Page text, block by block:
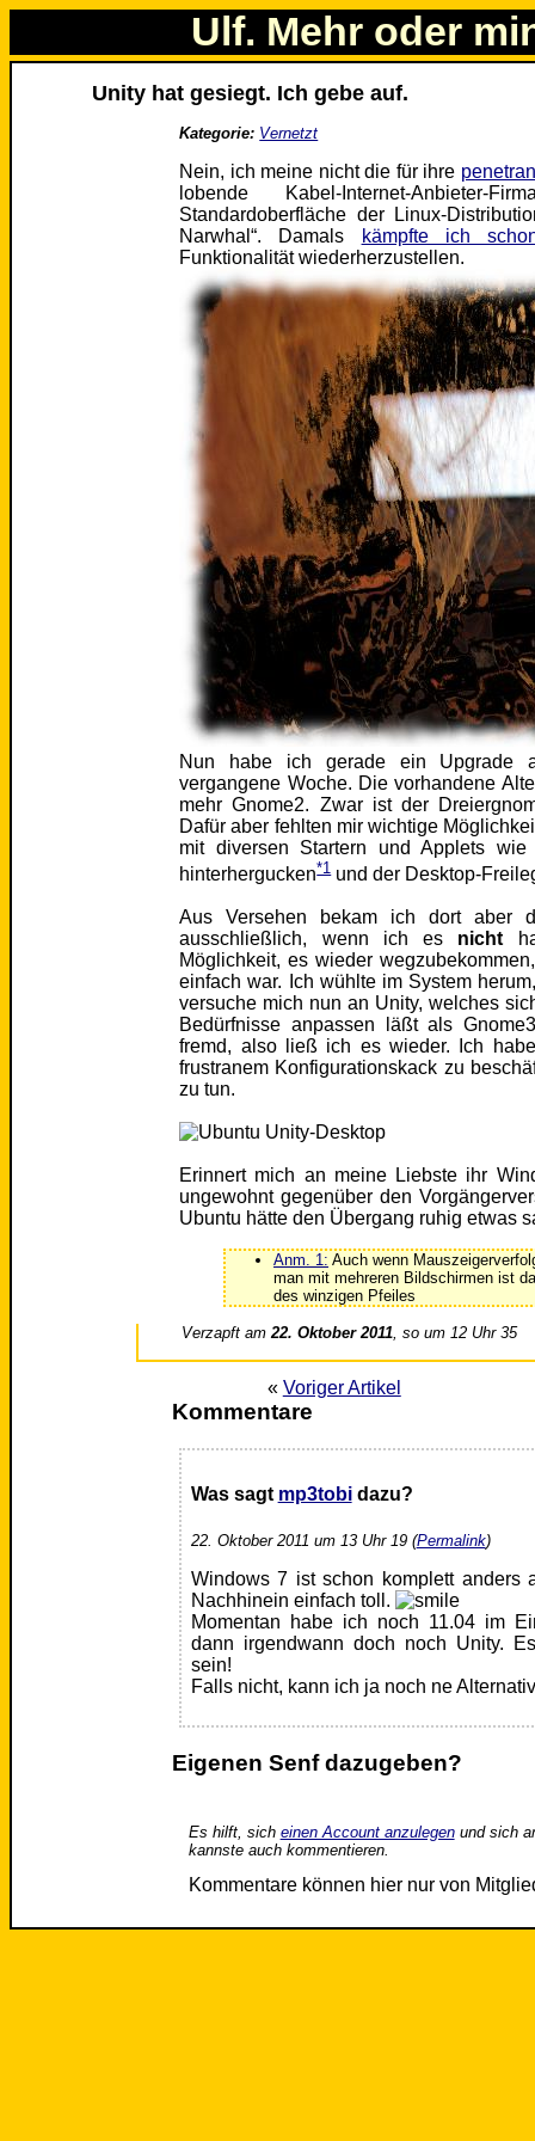
Ulf. Mehr oder
Unity hat gesiegt. Ich gebe auf.
Kategorie: Vernetzt
Nein, ich meine nicht die für ihre
lobende Kabel-Internet-
Standardoberfläche der Linux-
Narwhal“. Damals
kämpfte ich
Funktionalität wiederherzustellen.
Nun habe ich gerade ein Upgrade
vergangene Woche. Die vorhandene
mehr Gnome2. Zwar ist der
Dafür aber fehlten mir wichtige
mit diversen Startern und Applets
hinterhergucken*1und der Desktop-
Aus Versehen bekam ich dort aber
ausschließlich, wenn ich es nicht
Möglichkeit, es wieder
einfach war. Ich wühlte im System
versuche mich nun an Unity, welches
Bedürfnisse anpassen läßt als
fremd, also ließ ich es wieder. Ich
frustranem Konfigurationskack zu
zu tun.
Erinnert mich an meine Liebste ihr
ungewohnt gegenüber den
Ubuntu hätte den Übergang ruhig etwas
Anm. 1: Auch wenn
man mit mehreren Bildschirmen ist
des winzigen Pfeiles
Verzapft am22. Oktober 2011 , so um 12 Uhr 35
« Voriger Artikel
Kommentare
Was sagt mp3tobidazu?
22. Oktober 2011 um 13 Uhr 19 (Permalink)
Windows 7 ist schon komplett anders
Nachhinein einfach toll.
Momentan habe ich noch 11.04 im
dann irgendwann doch noch Unity.
sein!
Falls nicht, kann ich ja noch ne
Eigenen Senf dazugeben?
Es hilft, sich einen Account anzulegenund sich
kannste auch kommentieren.
Kommentare können hier nur von